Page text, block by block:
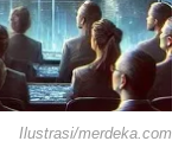
Ilustrasi/merdeka.com